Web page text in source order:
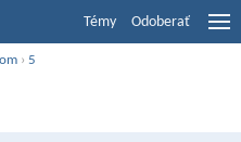
Témy Odoberať
›5